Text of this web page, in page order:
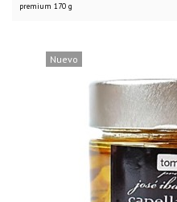
premium 170 g
Nuevo